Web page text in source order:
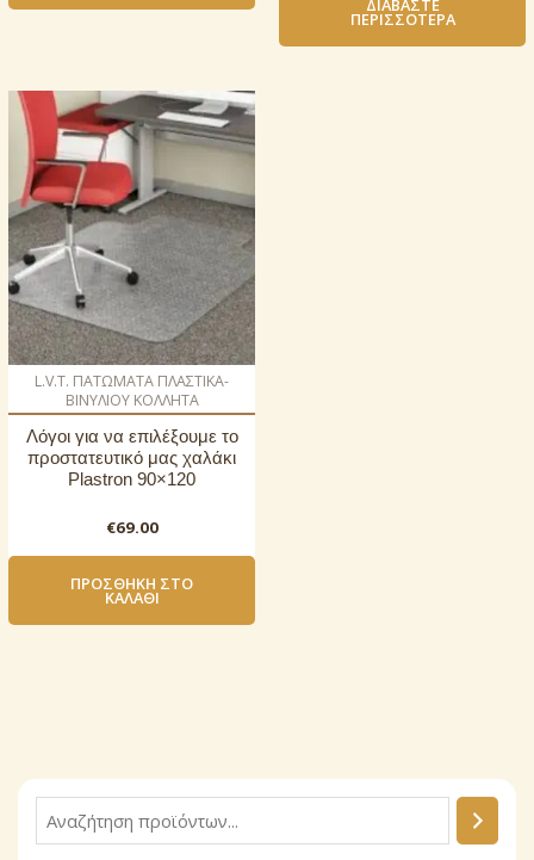
ν
ΔΙΑΒΆΣΤΕ
ΠΕΡΙΣΣΌΤΕΡΑ
L.V.T. ΠΑΤΩΜΑΤΑ ΠΛΑΣΤΙΚΑ-
ΒΙΝΥΛΙΟΥ ΚΟΛΛΗΤΑ
Λόγοι για να επιλέξουμε το
προστατευτικό μας χαλάκι
Plastron 90×120
€69.00
ΠΡΟΣΘΉΚΗ ΣΤΟ
ΚΑΛΆΘΙ